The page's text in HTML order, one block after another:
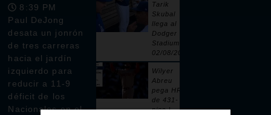
8:39 PM
Paul DeJong
desata un jonrón
de tres carreras
hacia el jardín
izquierdo para
reducir a 11-9
déficit de los
Nacionales en el
Tarik
Skubal
llega al
Dodger
Stadium |
02/08/2026
Wilyer
Abreu
pega HR
de 431-
pies |